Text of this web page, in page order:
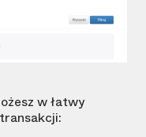
w łatwy